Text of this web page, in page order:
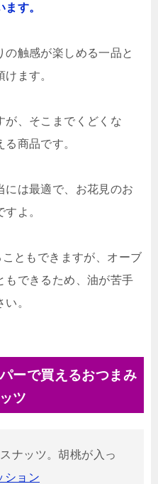
す。
触感が楽しめる一品と
ます。
が、そこまでくどくな
商品です。
には最適で、お花見のお
よ。
ともできますが、オーブ
もできるため、油が苦手
。
ーで買えるおつまみ
ツ
ナッツ。胡桃が入っ
ション